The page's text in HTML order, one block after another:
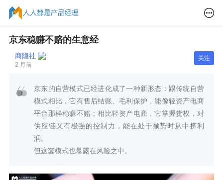
京东稳赚不赔的生意经
商隐社
2 月前
关注
京东的自营模式已经进化成了一种新形态：跟传统自营
模式相比，它有售后结账、毛利保护，能像轻资产电商
平台那样稳赚不赔；相比轻资产电商，它掌握货权，对
供应链又有极强的控制力，能在处于颓势时从中挤利
润。
但这套模式也暴露在风险之中。